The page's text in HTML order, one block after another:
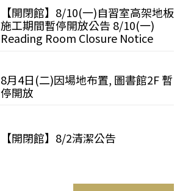
【開閉館】8/10(一)自習室高架地板
施工期間暫停開放公告 8/10(一)
Reading Room Closure Notice
8月4日(二)因場地布置, 圖書館2F 暫
停開放
【開閉館】8/2清潔公告